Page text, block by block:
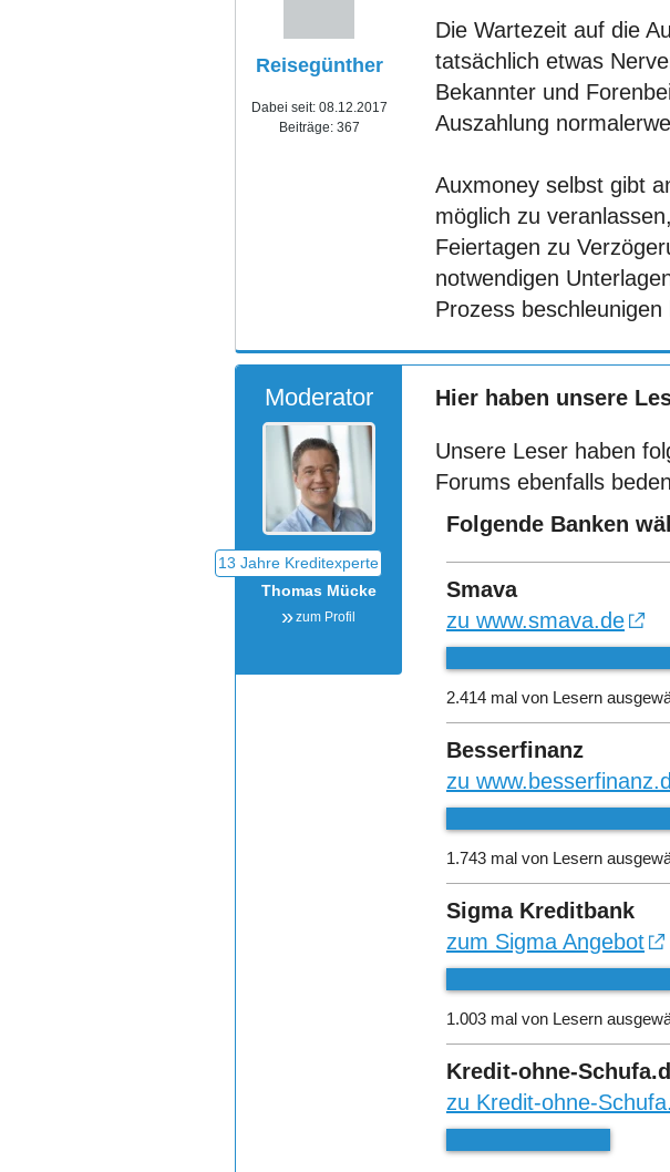
Reisegünther
Dabei seit: 08.12.2017
Beiträge: 367
Die Wartezeit auf die
tatsächlich etwas
Bekannter und
Auszahlung
Auxmoney selbst gibt
möglich zu
Feiertagen zu
notwendigen
Prozess beschleunigen
Moderator
Thomas Mücke
zum Profil
Hier haben unsere
Unsere Leser haben
Forums ebenfalls
Folgende Banken
Smava
zu www.smava.de
2.414 mal von Lesern
Besserfinanz
zu
1.743 mal von Lesern
Sigma Kreditbank
zum Sigma Angebot
1.003 mal von Lesern
Kredit-ohne-
zu Kredit-ohne-